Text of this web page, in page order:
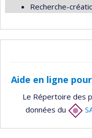
Recherche-
Aide en ligne
Le Répertoire des
données du